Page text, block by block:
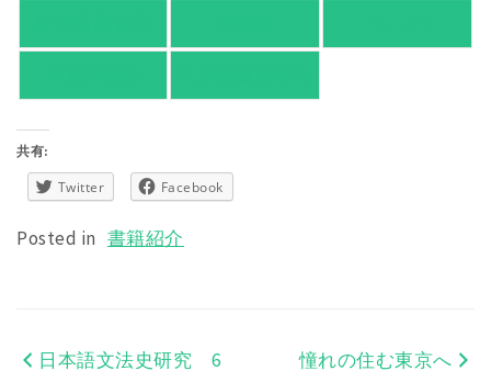
共有:
Twitter Facebook
Posted in 書籍紹介
日本語文法史研究 6 憧れの住む東京へ